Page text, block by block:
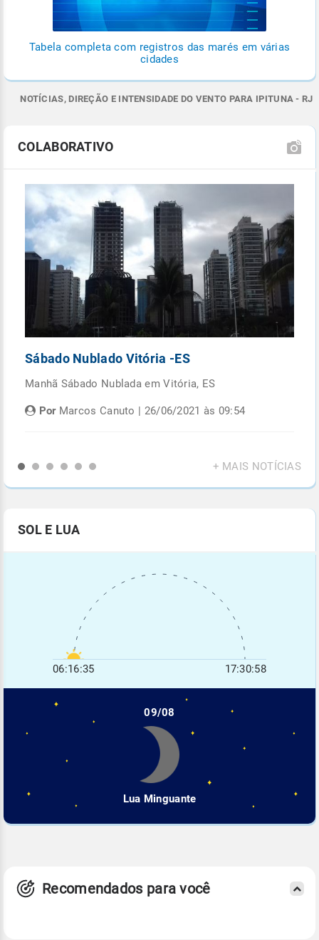
Tabela completa com registros das marés em várias
cidades
NOTÍCIAS, DIREÇÃO E INTENSIDADE DO VENTO PARA IPITUNA - RJ
COLABORATIVO
Sábado Nublado Vitória -ES
Manhã Sábado Nublada em Vitória, ES
PorMarcos Canuto | 26/06/2021 às 09:54
+ MAIS NOTÍCIAS
SOL E LUA
06:16:35 17:30:58
09/08
Lua Minguante
Recomendados para você